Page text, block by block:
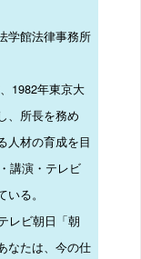
学館法律事務所
1982年東京大
、所長を務め
人材の育成を目
講演・テレビ
る。
レビ朝日「朝
なたは、今の仕